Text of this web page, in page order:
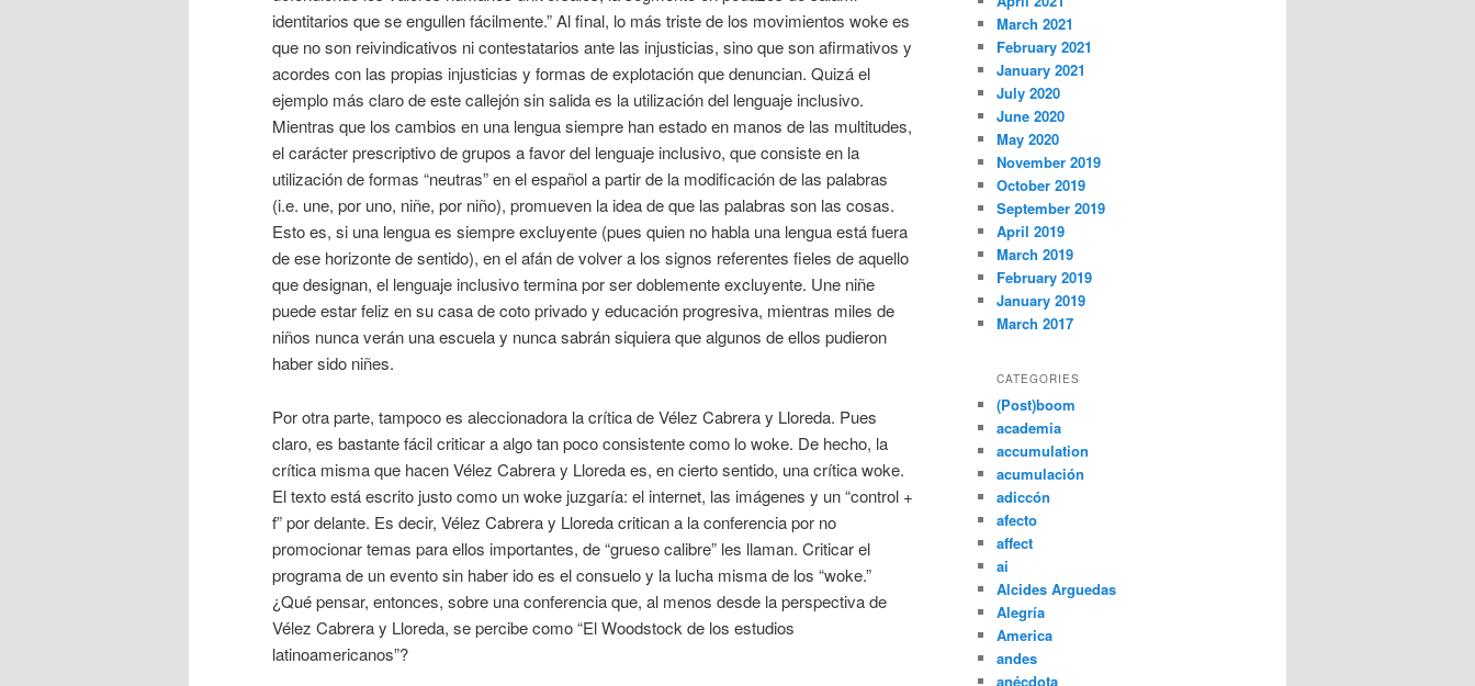
identitarios que se engullen fácilmente.” Al final, lo más triste de los movimientos woke es
que no son reivindicativos ni contestatarios ante las injusticias, sino que son afirmativos y
acordes con las propias injusticias y formas de explotación que denuncian. Quizá el
ejemplo más claro de este callejón sin salida es la utilización del lenguaje inclusivo.
Mientras que los cambios en una lengua siempre han estado en manos de las multitudes,
el carácter prescriptivo de grupos a favor del lenguaje inclusivo, que consiste en la
utilización de formas “neutras” en el español a partir de la modificación de las palabras
(i.e. une, por uno, niñe, por niño), promueven la idea de que las palabras son las cosas.
Esto es, si una lengua es siempre excluyente (pues quien no habla una lengua está fuera
de ese horizonte de sentido), en el afán de volver a los signos referentes fieles de aquello
que designan, el lenguaje inclusivo termina por ser doblemente excluyente. Une niñe
puede estar feliz en su casa de coto privado y educación progresiva, mientras miles de
niños nunca verán una escuela y nunca sabrán siquiera que algunos de ellos pudieron
haber sido niñes.
Por otra parte, tampoco es aleccionadora la crítica de Vélez Cabrera y Lloreda. Pues
claro, es bastante fácil criticar a algo tan poco consistente como lo woke. De hecho, la
crítica misma que hacen Vélez Cabrera y Lloreda es, en cierto sentido, una crítica woke.
El texto está escrito justo como un woke juzgaría: el internet, las imágenes y un “control +
f” por delante. Es decir, Vélez Cabrera y Lloreda critican a la conferencia por no
promocionar temas para ellos importantes, de “grueso calibre” les llaman. Criticar el
programa de un evento sin haber ido es el consuelo y la lucha misma de los “woke.”
¿Qué pensar, entonces, sobre una conferencia que, al menos desde la perspectiva de
Vélez Cabrera y Lloreda, se percibe como “El Woodstock de los estudios
latinoamericanos”?
March 2021
February 2021
January 2021
July 2020
June 2020
May 2020
November 2019
October 2019
September 2019
April 2019
March 2019
February 2019
January 2019
March 2017
CATEGORIES
(Post)boom
academia
accumulation
acumulación
adiccón
afecto
affect
ai
Alcides Arguedas
Alegría
America
andes
anécdota